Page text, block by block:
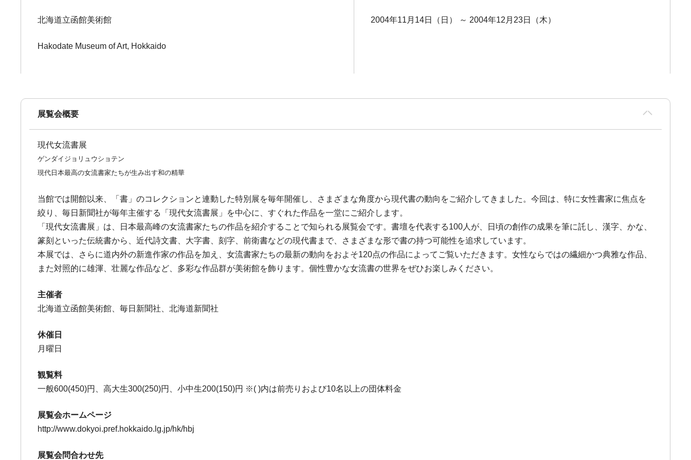
北海道立函館美術館
Hakodate Museum of Art, Hokkaido
2004年11月14日（日） ～ 2004年12月23日（木）
展覧会概要
現代女流書展
ゲンダイジョリュウショテン
現代日本最高の女流書家たちが生み出す和の精華
当館では開館以来、「書」のコレクションと連動した特別展を毎年開催し、さまざまな角度から現代書の動向をご紹介してきました。今回は、特に女性書家に焦点を
絞り、毎日新聞社が毎年主催する「現代女流書展」を中心に、すぐれた作品を一堂にご紹介します。
「現代女流書展」は、日本最高峰の女流書家たちの作品を紹介することで知られる展覧会です。書壇を代表する100人が、日頃の創作の成果を筆に託し、漢字、かな、
篆刻といった伝統書から、近代詩文書、大字書、刻字、前衛書などの現代書まで、さまざまな形で書の持つ可能性を追求しています。
本展では、さらに道内外の新進作家の作品を加え、女流書家たちの最新の動向をおよそ120点の作品によってご覧いただきます。女性ならではの繊細かつ典雅な作品、
また対照的に雄渾、壮麗な作品など、多彩な作品群が美術館を飾ります。個性豊かな女流書の世界をぜひお楽しみください。
主催者
北海道立函館美術館、毎日新聞社、北海道新聞社
休催日
月曜日
観覧料
一般600(450)円、高大生300(250)円、小中生200(150)円 ※( )内は前売りおよび10名以上の団体料金
展覧会ホームページ
http://www.dokyoi.pref.hokkaido.lg.jp/hk/hbj
展覧会問合わせ先